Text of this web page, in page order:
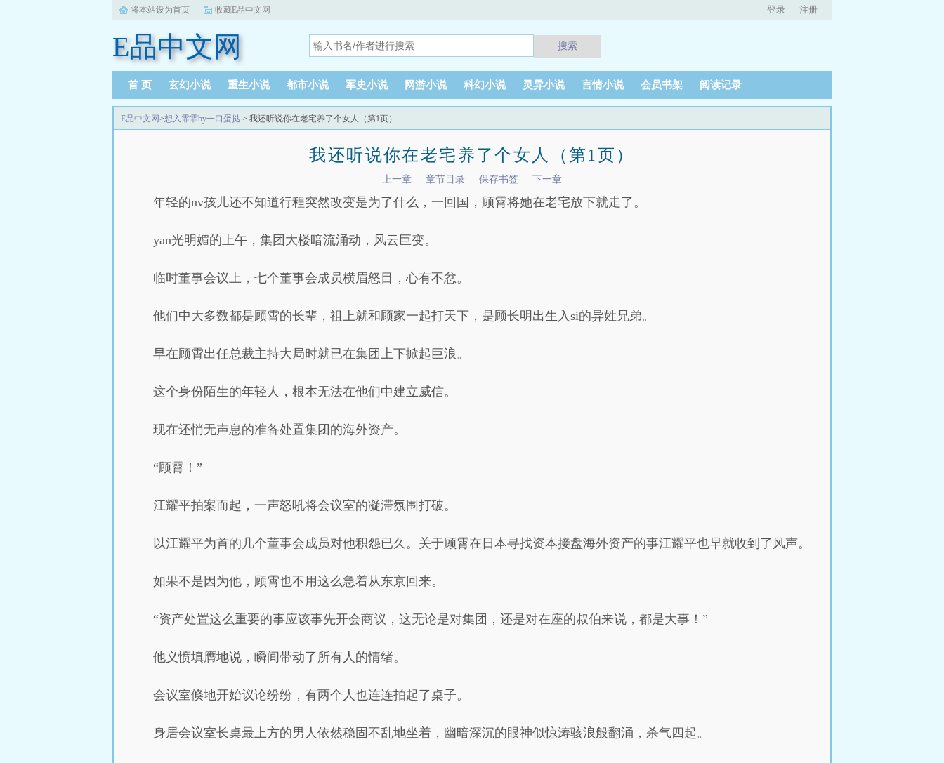
将本站设为首页 收藏E品中文网 登录 注册
E品中文网 搜索
首 页 玄幻小说 重生小说 都市小说 军史小说 网游小说 科幻小说 灵异小说 言情小说 会员书架 阅读记录
E品中文网>想入霏霏by一口蛋挞 > 我还听说你在老宅养了个女人（第1页）
我还听说你在老宅养了个女人（第1页）
上一章 章节目录 保存书签 下一章
年轻的nv孩儿还不知道行程突然改变是为了什么，一回国，顾霄将她在老宅放下就走了。
yan光明媚的上午，集团大楼暗流涌动，风云巨变。
临时董事会议上，七个董事会成员横眉怒目，心有不忿。
他们中大多数都是顾霄的长辈，祖上就和顾家一起打天下，是顾长明出生入si的异姓兄弟。
早在顾霄出任总裁主持大局时就已在集团上下掀起巨浪。
这个身份陌生的年轻人，根本无法在他们中建立威信。
现在还悄无声息的准备处置集团的海外资产。
“顾霄！”
江耀平拍案而起，一声怒吼将会议室的凝滞氛围打破。
以江耀平为首的几个董事会成员对他积怨已久。关于顾霄在日本寻找资本接盘海外资产的事江耀平也早就收到了风声。
如果不是因为他，顾霄也不用这么急着从东京回来。
“资产处置这么重要的事应该事先开会商议，这无论是对集团，还是对在座的叔伯来说，都是大事！”
他义愤填膺地说，瞬间带动了所有人的情绪。
会议室倏地开始议论纷纷，有两个人也连连拍起了桌子。
身居会议室长桌最上方的男人依然稳固不乱地坐着，幽暗深沉的眼神似惊涛骇浪般翻涌，杀气四起。